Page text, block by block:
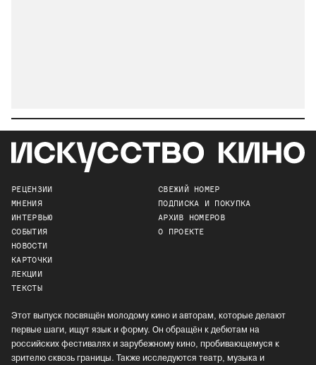
РЕЦЕНЗИИ
МНЕНИЯ
ИНТЕРВЬЮ
СОБЫТИЯ
НОВОСТИ
КАРТОЧКИ
ЛЕКЦИИ
ТЕКСТЫ
СВЕЖИЙ НОМЕР
ПОДПИСКА И ПОКУПКА
АРХИВ НОМЕРОВ
О ПРОЕКТЕ
Этот выпуск посвящён молодому кино и авторам, которые делают
первые шаги, ищут язык и форму. Он обращён к дебютам на
российских фестивалях и зарубежному кино, пробивающемуся к
зрителю сквозь границы. Также исследуются театр, музыка и